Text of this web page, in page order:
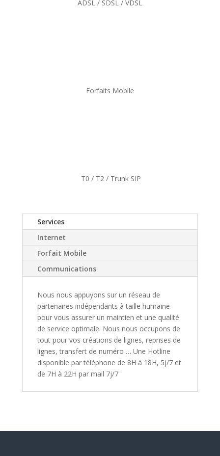
ADSL / SDSL / VDSL
Forfaits Mobile
T0 / T2 / Trunk SIP
Services
Internet
Forfait Mobile
Communications
Nous nous appuyons sur un réseau de
partenaires indépendants à taille humaine
pour vous assurer un maintien et une qualité
de service optimale. Nous nous occupons de
tout pour vos créations de lignes, reprises de
lignes, transfert de numéro … Une Hotline
disponible par téléphone de 8H à 18H, 5j/7 et
de 7H à 22H par mail 7j/7